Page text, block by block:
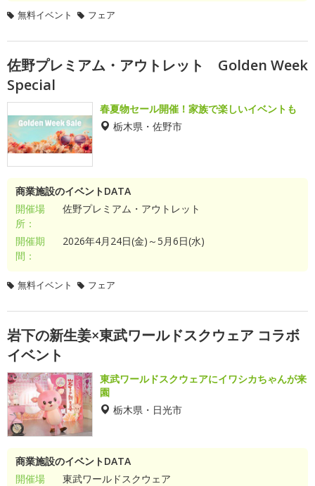
無料イベント フェア
佐野プレミアム・アウトレット Golden Week
Special
春夏物セール開催！家族で楽しいイベントも
栃木県・佐野市
商業施設のイベントDATA
開催場
所：
佐野プレミアム・アウトレット
開催期
間：
2026年4月24日(金)～5月6日(水)
無料イベント フェア
岩下の新生姜×東武ワールドスクウェア コラボ
イベント
東武ワールドスクウェアにイワシカちゃんが来
園
栃木県・日光市
商業施設のイベントDATA
開催場
東武ワールドスクウェア